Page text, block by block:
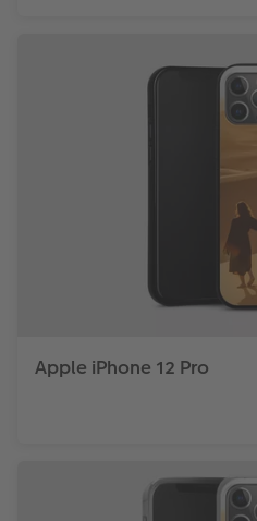
Apple iPhone 12 Pro